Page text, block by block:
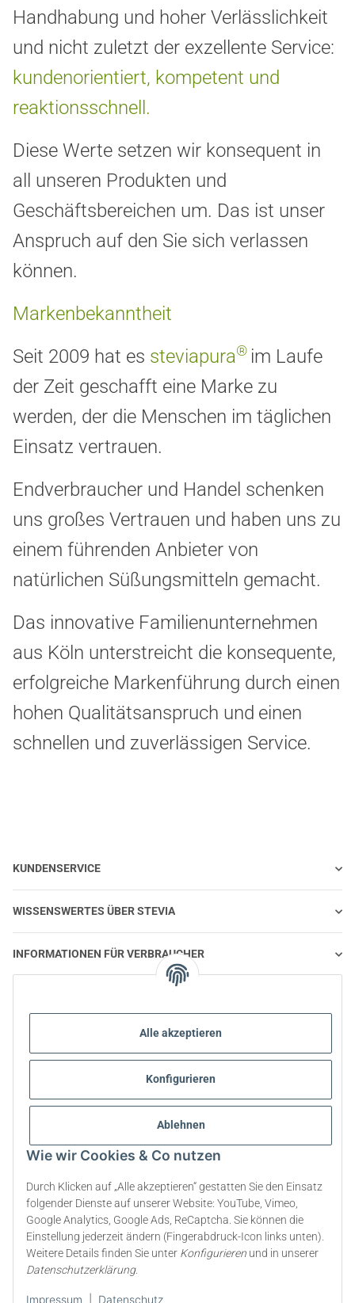
Alle akzeptieren
Konfigurieren
Ablehnen
Wie wir Cookies & Co nutzen
Durch Klicken auf „Alle akzeptieren“ gestatten Sie den Einsatz
folgender Dienste auf unserer Website: YouTube, Vimeo,
Google Analytics, Google Ads, ReCaptcha. Sie können die
Einstellung jederzeit ändern (Fingerabdruck-Icon links unten).
Weitere Details finden Sie unter Konfigurieren und in unserer
Datenschutzerklärung.
Impressum Datenschutz
Handhabung und hoher Verlässlichkeit
und nicht zuletzt der exzellente Service:
kundenorientiert, kompetent und
reaktionsschnell.
Diese Werte setzen wir konsequent in
all unseren Produkten und
Geschäftsbereichen um. Das ist unser
Anspruch auf den Sie sich verlassen
können.
Markenbekanntheit
Seit 2009 hat es steviapura® im Laufe
der Zeit geschafft eine Marke zu
werden, der die Menschen im täglichen
Einsatz vertrauen.
Endverbraucher und Handel schenken
uns großes Vertrauen und haben uns zu
einem führenden Anbieter von
natürlichen Süßungsmitteln gemacht.
Das innovative Familienunternehmen
aus Köln unterstreicht die konsequente,
erfolgreiche Markenführung durch einen
hohen Qualitätsanspruch und einen
schnellen und zuverlässigen Service.
KUNDENSERVICE
WISSENSWERTES ÜBER STEVIA
INFORMATIONEN FÜR VERBRAUCHER
STEVIA | FRAGEN UND ANTWORTEN
STEVIA PRODUKT INFORMATIONEN
Vertrag widerrufen
* Alle Preise inkl. gesetzlicher USt., zzgl. Versand
© 2009-2026 All rights reserved. | steviapura ® is a registered trademark of